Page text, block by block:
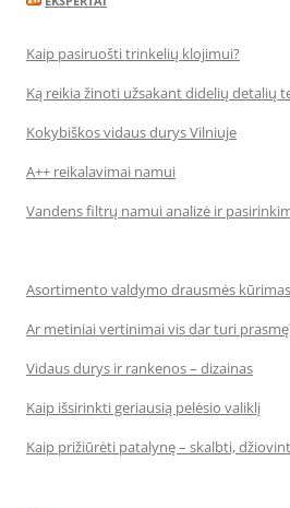
Kaip pasiruošti trinkelių klojimui?
Ką reikia žinoti užsakant didelių detalių
Kokybiškos vidaus durys Vilniuje
A++ reikalavimai namui
Vandens filtrų namui analizė ir
Asortimento valdymo drausmės kūrimas
Ar metiniai vertinimai vis dar turi
Vidaus durys ir rankenos – dizainas
Kaip išsirinkti geriausią pelėsio valiklį
Kaip prižiūrėti patalynę – skalbti,